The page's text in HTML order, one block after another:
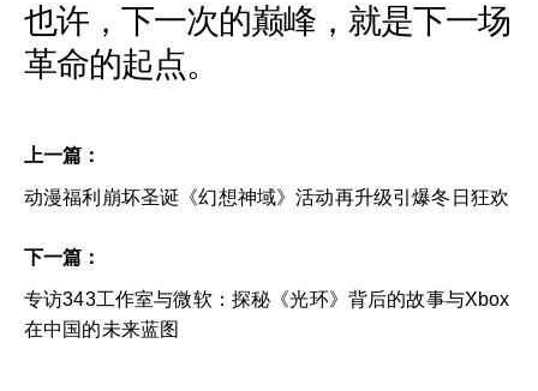
也许，下一次的巅峰，就是下一场
革命的起点。
上一篇：
动漫福利崩坏圣诞《幻想神域》活动再升级引爆冬日狂欢
下一篇：
专访343工作室与微软：探秘《光环》背后的故事与Xbox
在中国的未来蓝图